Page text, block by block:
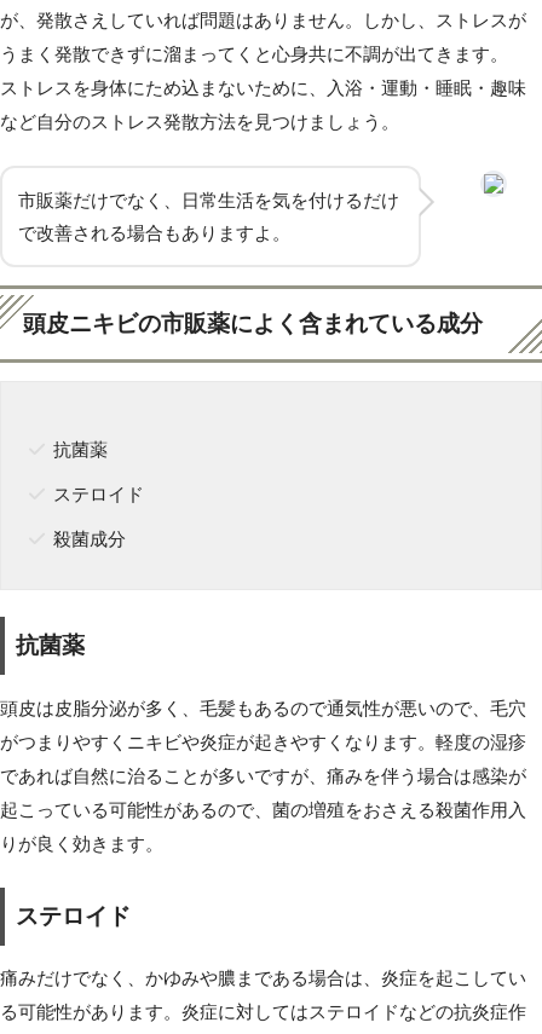
が、発散さえしていれば問題はありません。しかし、ストレスが
うまく発散できずに溜まってくと心身共に不調が出てきます。
ストレスを身体にため込まないために、入浴・運動・睡眠・趣味
など自分のストレス発散方法を見つけましょう。
市販薬だけでなく、日常生活を気を付けるだけ
で改善される場合もありますよ。
頭皮ニキビの市販薬によく含まれている成分
抗菌薬
ステロイド
殺菌成分
抗菌薬
頭皮は皮脂分泌が多く、毛髪もあるので通気性が悪いので、毛穴
がつまりやすくニキビや炎症が起きやすくなります。軽度の湿疹
であれば自然に治ることが多いですが、痛みを伴う場合は感染が
起こっている可能性があるので、菌の増殖をおさえる殺菌作用入
りが良く効きます。
ステロイド
痛みだけでなく、かゆみや膿まである場合は、炎症を起こしてい
る可能性があります。炎症に対してはステロイドなどの抗炎症作